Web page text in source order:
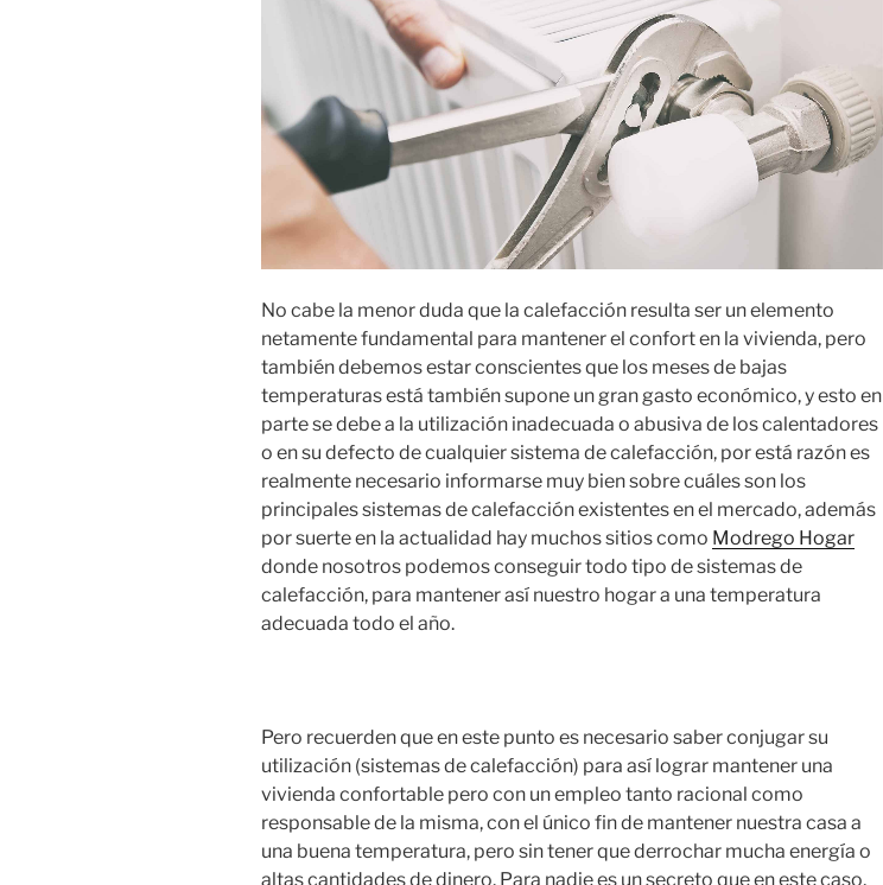
No cabe la menor duda que la calefacción resulta ser un elemento
netamente fundamental para mantener el confort en la vivienda, pero
también debemos estar conscientes que los meses de bajas
temperaturas está también supone un gran gasto económico, y esto en
parte se debe a la utilización inadecuada o abusiva de los calentadores
o en su defecto de cualquier sistema de calefacción, por está razón es
realmente necesario informarse muy bien sobre cuáles son los
principales sistemas de calefacción existentes en el mercado, además
por suerte en la actualidad hay muchos sitios como Modrego Hogar
donde nosotros podemos conseguir todo tipo de sistemas de
calefacción, para mantener así nuestro hogar a una temperatura
adecuada todo el año.
Pero recuerden que en este punto es necesario saber conjugar su
utilización (sistemas de calefacción) para así lograr mantener una
vivienda confortable pero con un empleo tanto racional como
responsable de la misma, con el único fin de mantener nuestra casa a
una buena temperatura, pero sin tener que derrochar mucha energía o
altas cantidades de dinero. Para nadie es un secreto que en este caso,